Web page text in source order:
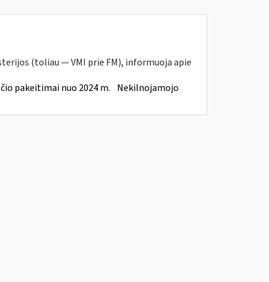
(toliau — VMI prie FM), informuoja apie
pakeitimai nuo 2024 m. Nekilnojamojo